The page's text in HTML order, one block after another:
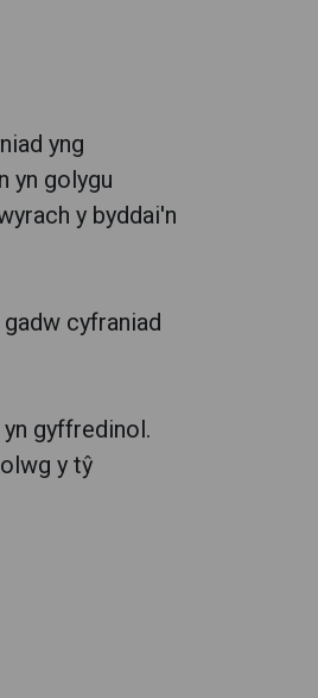
yng
yn golygu
y byddai'n
cyfraniad
gyffredinol.
y tŷ